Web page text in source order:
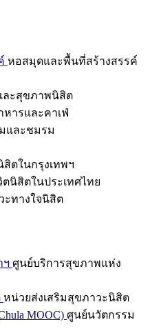
หอสมุดและพื้นที่สร้างสรรค์
ละสุขภาพนิสิต
หารและคาเฟ่
และชมรม
สิตในกรุงเทพฯ
ตนิสิตในประเทศไทย
ะทางใจนิสิต
ฯ ศูนย์บริการสุขภาพแห่ง
หน่วยส่งเสริมสุขภาวะนิสิต
MOOC) ศูนย์นวัตกรรม